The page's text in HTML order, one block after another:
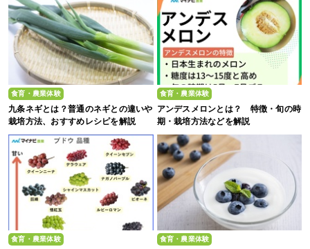
食育・農業体験
九条ネギとは？普通のネギとの違いや
栽培方法、おすすめレシピを解説
食育・農業体験
アンデスメロンとは？ 特徴・旬の時
期・栽培方法などを解説
食育・農業体験 食育・農業体験